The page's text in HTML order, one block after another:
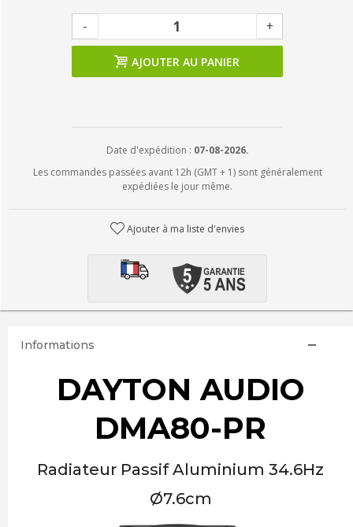
- +
AJOUTER AU PANIER
Date d'expédition : 07-08-2026.
Les commandes passées avant 12h (GMT + 1) sont généralement
expédiées le jour même.
Ajouter à ma liste d'envies
Informations
DAYTON AUDIO
DMA80-PR
Radiateur Passif Aluminium 34.6Hz
Ø7.6cm